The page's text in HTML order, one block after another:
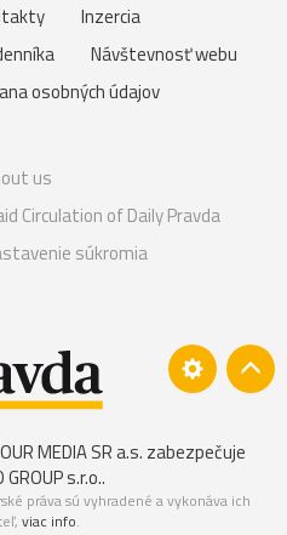
Inzercia
Návštevnosť webu
osobných údajov
us
Circulation of Daily Pravda
súkromia
MEDIA SR a.s. zabezpečuje
s.r.o..
práva sú vyhradené a vykonáva ich
viac info.